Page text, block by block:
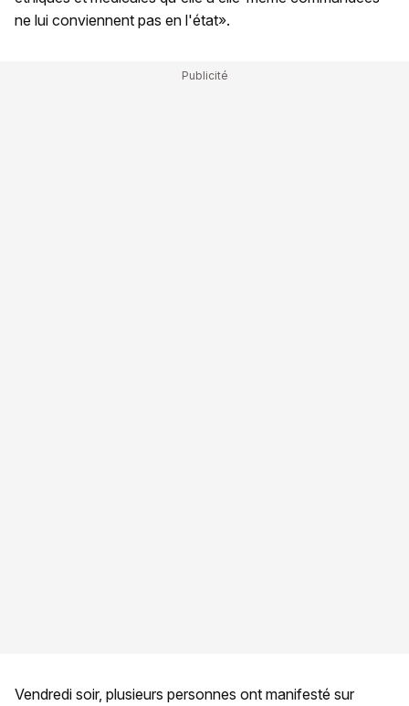
ne lui conviennent pas en l'état».
Vendredi soir, plusieurs personnes ont manifesté sur